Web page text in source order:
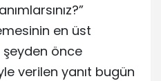
en üst
şeyden önce
verilen yanıt bugün